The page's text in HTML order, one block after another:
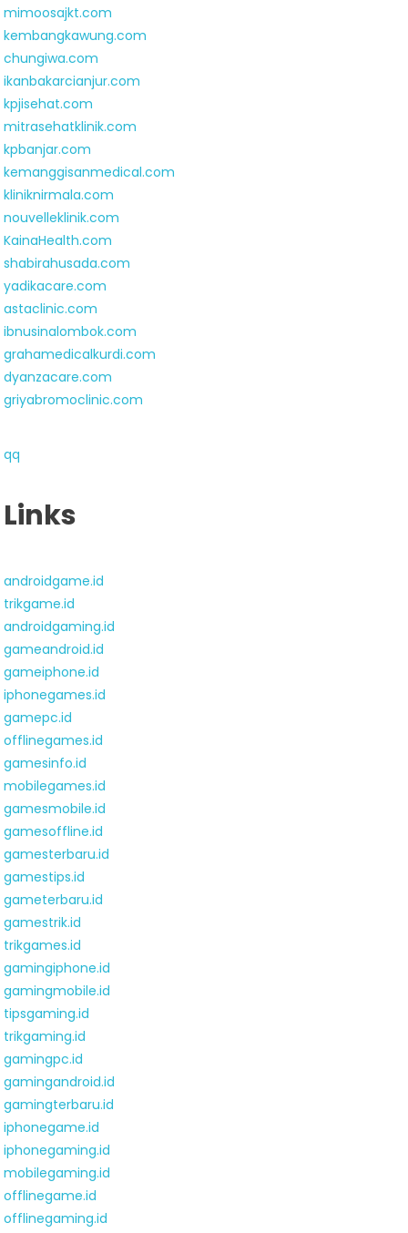
mimoosajkt.com
kembangkawung.com
chungiwa.com
ikanbakarcianjur.com
kpjisehat.com
mitrasehatklinik.com
kpbanjar.com
kemanggisanmedical.com
kliniknirmala.com
nouvelleklinik.com
KainaHealth.com
shabirahusada.com
yadikacare.com
astaclinic.com
ibnusinalombok.com
grahamedicalkurdi.com
dyanzacare.com
griyabromoclinic.com
qq
Links
androidgame.id
trikgame.id
androidgaming.id
gameandroid.id
gameiphone.id
iphonegames.id
gamepc.id
offlinegames.id
gamesinfo.id
mobilegames.id
gamesmobile.id
gamesoffline.id
gamesterbaru.id
gamestips.id
gameterbaru.id
gamestrik.id
trikgames.id
gamingiphone.id
gamingmobile.id
tipsgaming.id
trikgaming.id
gamingpc.id
gamingandroid.id
gamingterbaru.id
iphonegame.id
iphonegaming.id
mobilegaming.id
offlinegame.id
offlinegaming.id